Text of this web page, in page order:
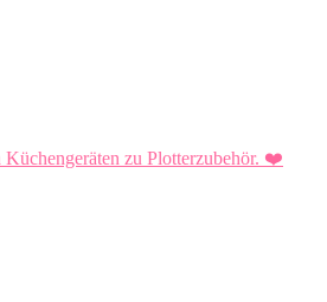
zu Plotterzubehör. ❤️